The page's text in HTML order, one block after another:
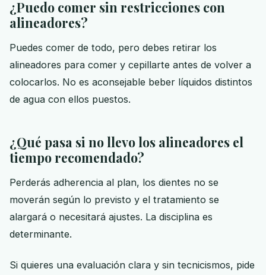
¿Puedo comer sin restricciones con
alineadores?
Puedes comer de todo, pero debes retirar los
alineadores para comer y cepillarte antes de volver a
colocarlos. No es aconsejable beber líquidos distintos
de agua con ellos puestos.
¿Qué pasa si no llevo los alineadores el
tiempo recomendado?
Perderás adherencia al plan, los dientes no se
moverán según lo previsto y el tratamiento se
alargará o necesitará ajustes. La disciplina es
determinante.
Si quieres una evaluación clara y sin tecnicismos, pide